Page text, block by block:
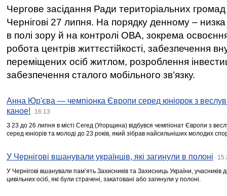
Чергове засідання Ради територіальних громад
Чернігові 27 липня. На порядку денному –
в полі зору й на контролі ОВА, зокрема освоєння
робота центрів життєстійкості, забезпечення
переміщених осіб житлом, розроблення
забезпечення сталого мобільного зв’язку.
Анна Юр'єва — чемпіонка Європи серед юніорок з
каное!
16:13
З 23 до 26 липня в місті Сегед (Угорщина) відбувся чемпіонат Європи з
серед юніорів та молоді до 23 років, який зібрав найсильніших молодих
У Чернігові вшанували українців, які загинули в полоні
У Чернігові вшанували пам’ять Захисників та Захисниць України,
цивільних осіб, які були страчені, закатовані або загинули у полоні.